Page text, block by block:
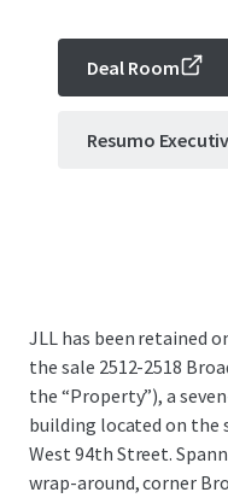
Deal Room
Resumo
JLL has been retained
the sale 2512-2518
the “Property”), a
building located on the
West 94th Street.
wrap-around, corner